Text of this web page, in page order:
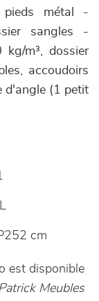
pieds métal -
sangles -
kg/m³, dossier
accoudoirs
d'angle (1 petit
cm
est disponible
Meubles